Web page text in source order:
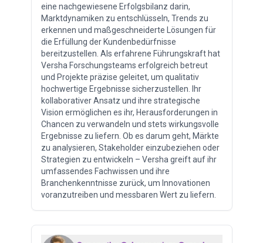
eine nachgewiesene Erfolgsbilanz darin,
Marktdynamiken zu entschlüsseln, Trends zu
erkennen und maßgeschneiderte Lösungen für
die Erfüllung der Kundenbedürfnisse
bereitzustellen. Als erfahrene Führungskraft hat
Versha Forschungsteams erfolgreich betreut
und Projekte präzise geleitet, um qualitativ
hochwertige Ergebnisse sicherzustellen. Ihr
kollaborativer Ansatz und ihre strategische
Vision ermöglichen es ihr, Herausforderungen in
Chancen zu verwandeln und stets wirkungsvolle
Ergebnisse zu liefern. Ob es darum geht, Märkte
zu analysieren, Stakeholder einzubeziehen oder
Strategien zu entwickeln – Versha greift auf ihr
umfassendes Fachwissen und ihre
Branchenkenntnisse zurück, um Innovationen
voranzutreiben und messbaren Wert zu liefern.